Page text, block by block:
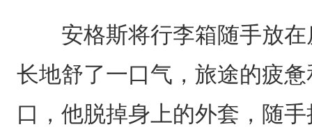
安格斯将行李箱随手放在
长地舒了一口气，旅途的疲
口，他脱掉身上的外套，随